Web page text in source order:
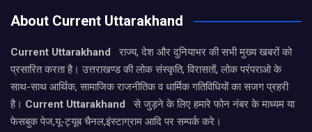
About Current Uttarakhand
Current Uttarakhand
राज्य, देश और दुनियाभर की सभी मुख्य खबरों को
प्रसारित करता है। उत्तराखण्ड की लोक संस्कृति, विरासतों, लोक परंपराओ के
साथ-साथ आर्थिक, सामाजिक राजनीतिक व धार्मिक गतिविधियों का सजग प्रहरी
है। Current Uttarakhand
से जुड़ने के लिए हमारे फोन नंबर के माध्यम या
फेसबुक पेज,यू-ट्यूब चैनल,इंस्टाग्राम आदि पर सम्पर्क करे।